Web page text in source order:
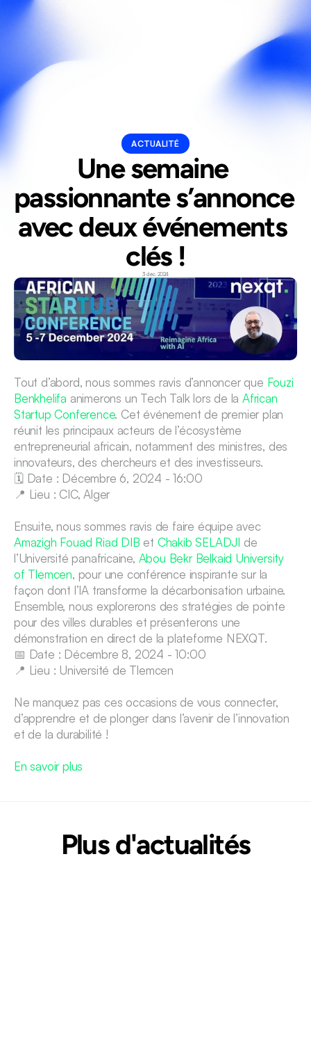
ACTUALITÉ
Une semaine
passionnante s’annonce
avec deux événements
clés !
3 déc. 2024
Tout d’abord, nous sommes ravis d’annoncer que Fouzi
Benkhelifa animerons un Tech Talk lors de la African
Startup Conference. Cet événement de premier plan
réunit les principaux acteurs de l’écosystème
entrepreneurial africain, notamment des ministres, des
innovateurs, des chercheurs et des investisseurs.
🗓️ Date : Décembre 6, 2024 - 16:00
📍 Lieu : CIC, Alger
Ensuite, nous sommes ravis de faire équipe avec
Amazigh Fouad Riad DIB et Chakib SELADJI de
l’Université panafricaine, Abou Bekr Belkaid University
of Tlemcen, pour une conférence inspirante sur la
façon dont l’IA transforme la décarbonisation urbaine.
Ensemble, nous explorerons des stratégies de pointe
pour des villes durables et présenterons une
démonstration en direct de la plateforme NEXQT.
📅 Date : Décembre 8, 2024 - 10:00
📍 Lieu : Université de Tlemcen
Ne manquez pas ces occasions de vous connecter,
d’apprendre et de plonger dans l’avenir de l’innovation
et de la durabilité !
En savoir plus
Plus d'actualités